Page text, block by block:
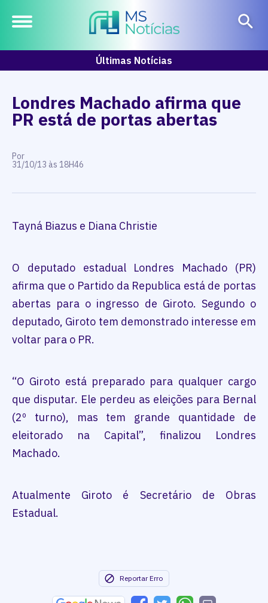
Últimas Notícias
Londres Machado afirma que
PR está de portas abertas
Por
31/10/13 às 18H46
Tayná Biazus e Diana Christie
O deputado estadual Londres Machado (PR)
afirma que o Partido da Republica está de portas
abertas para o ingresso de Giroto. Segundo o
deputado, Giroto tem demonstrado interesse em
voltar para o PR.
“O Giroto está preparado para qualquer cargo
que disputar. Ele perdeu as eleições para Bernal
(2º turno), mas tem grande quantidade de
eleitorado na Capital”, finalizou Londres
Machado.
Atualmente Giroto é Secretário de Obras
Estadual.
Reportar Erro